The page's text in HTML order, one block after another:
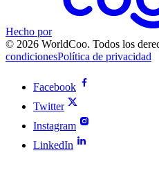
Hecho por
© 2026 WorldCoo. Todos los
condicionesPolítica de privacidad
Facebook
Twitter
Instagram
LinkedIn